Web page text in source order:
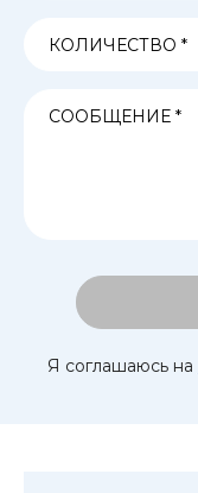
Я соглашаюсь на